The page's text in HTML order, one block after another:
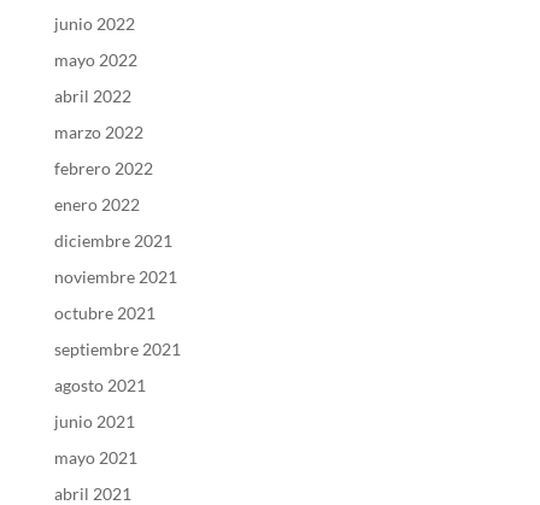
junio 2022
mayo 2022
abril 2022
marzo 2022
febrero 2022
enero 2022
diciembre 2021
noviembre 2021
octubre 2021
septiembre 2021
agosto 2021
junio 2021
mayo 2021
abril 2021